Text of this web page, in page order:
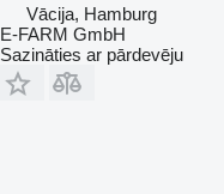
Vācija, Hamburg
E-FARM GmbH
Sazināties ar pārdevēju